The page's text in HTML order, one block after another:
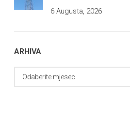
6 Augusta, 2026
ARHIVA